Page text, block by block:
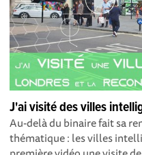
J'ai visité des villes
Au-delà du binaire fait sa
thématique : les villes